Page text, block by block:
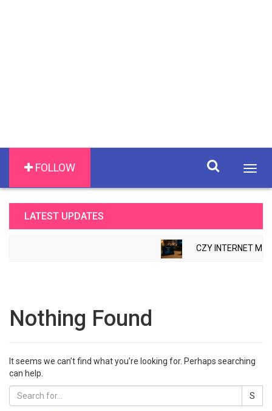
FOLLOW
LATEST UPDATES
CZY INTERNET
Nothing Found
It seems we can’t find what you’re looking for. Perhaps searching
can help.